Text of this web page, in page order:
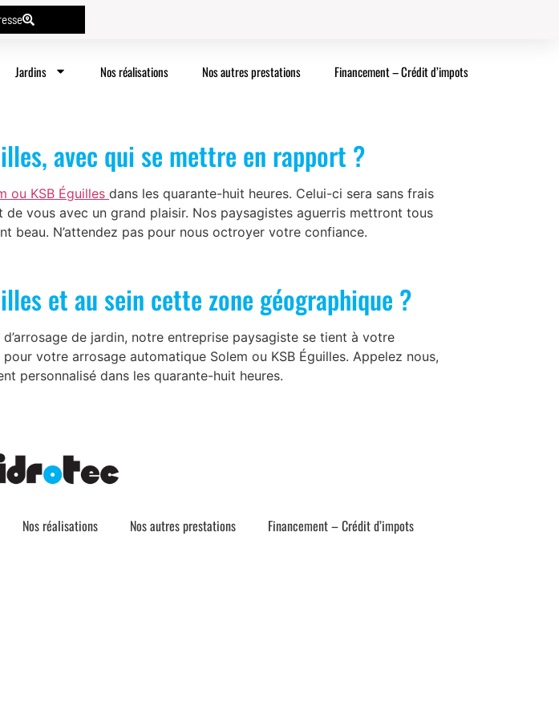
Jardins Nos réalisations Nos autres prestations Financement – Crédit d’impots
avec qui se mettre en rapport ?
ou KSB Éguilles dans les quarante-huit heures. Celui-ci sera sans frais
vous avec un grand plaisir. Nos paysagistes aguerris mettront tous
beau. N’attendez pas pour nous octroyer votre confiance.
et au sein cette zone géographique ?
de jardin, notre entreprise paysagiste se tient à votre
votre arrosage automatique Solem ou KSB Éguilles. Appelez nous,
personnalisé dans les quarante-huit heures.
Nos réalisations Nos autres prestations Financement – Crédit d’impots